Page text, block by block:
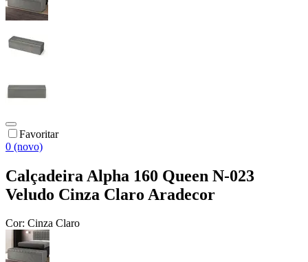
Favoritar
0 (novo)
Calçadeira Alpha 160 Queen N-023
Veludo Cinza Claro Aradecor
Cor: Cinza Claro